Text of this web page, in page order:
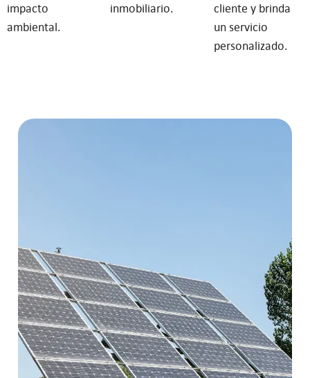
impacto
ambiental.
inmobiliario.
cliente y brinda
un servicio
personalizado.